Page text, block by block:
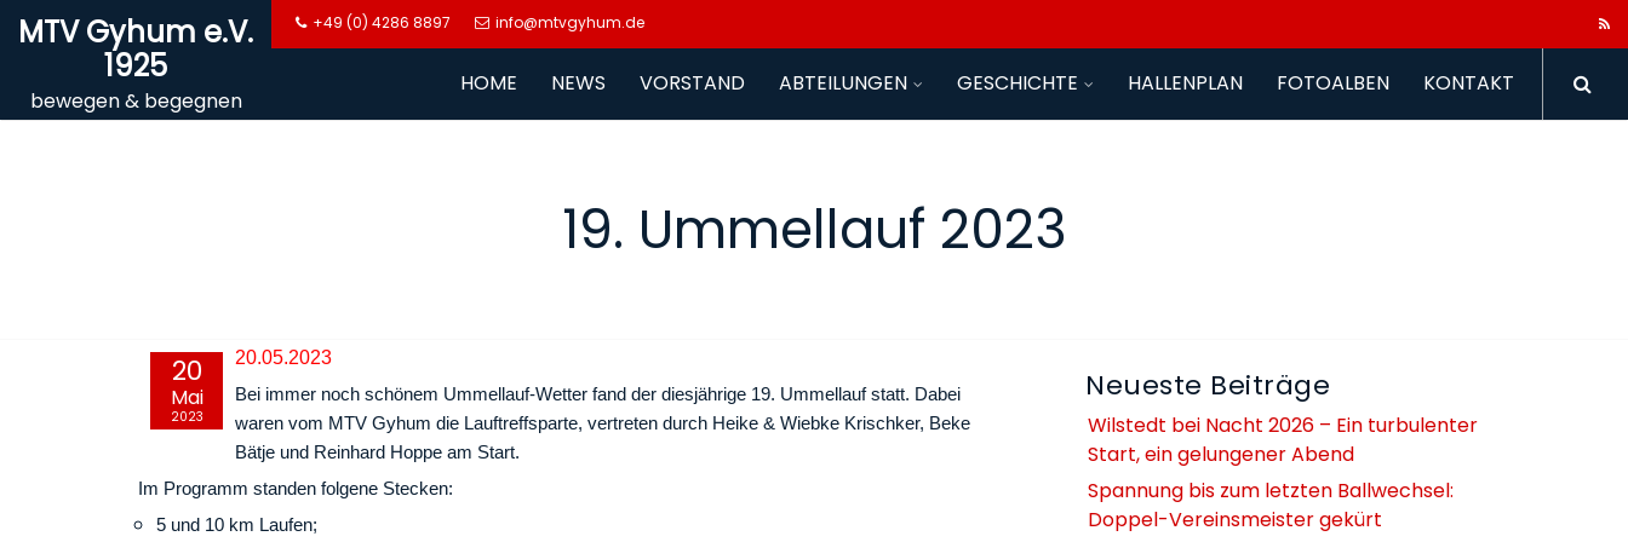
SkipMTV Gyhum e.V.
1925
bewegen & begegnen
+49 (0) 4286 8897 info@mtvgyhum.de
HOME NEWS VORSTAND ABTEILUNGEN GESCHICHTE HALLENPLAN FOTOALBEN KONTAKT
19. Ummellauf 2023
20
Mai
2023
20.05.2023
Bei immer noch schönem Ummellauf-Wetter fand der diesjährige 19. Ummellauf statt. Dabei
waren vom MTV Gyhum die Lauftreffsparte, vertreten durch Heike & Wiebke Krischker, Beke
Bätje und Reinhard Hoppe am Start.
Im Programm standen folgene Stecken:
5 und 10 km Laufen;
Neueste Beiträge
Wilstedt bei Nacht 2026 – Ein turbulenter
Start, ein gelungener Abend
Spannung bis zum letzten Ballwechsel:
Doppel-Vereinsmeister gekürt